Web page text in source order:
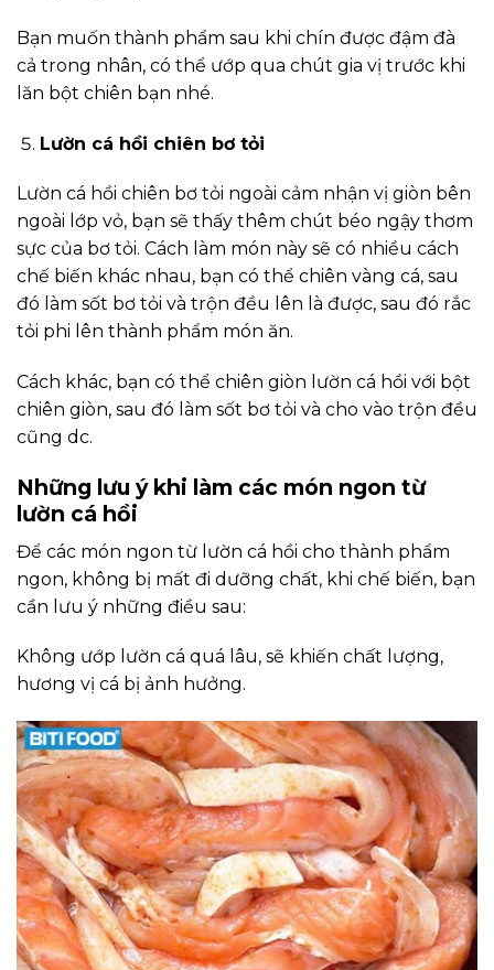
Bạn muốn thành phẩm sau khi chín được đậm đà
cả trong nhân, có thể ướp qua chút gia vị trước khi
lăn bột chiên bạn nhé.
Lườn cá hồi chiên bơ tỏi
Lườn cá hồi chiên bơ tỏi ngoài cảm nhận vị giòn bên
ngoài lớp vỏ, bạn sẽ thấy thêm chút béo ngậy thơm
sực của bơ tỏi. Cách làm món này sẽ có nhiều cách
chế biến khác nhau, bạn có thể chiên vàng cá, sau
đó làm sốt bơ tỏi và trộn đều lên là được, sau đó rắc
tỏi phi lên thành phẩm món ăn.
Cách khác, bạn có thể chiên giòn lườn cá hồi với bột
chiên giòn, sau đó làm sốt bơ tỏi và cho vào trộn đều
cũng dc.
Những lưu ý khi làm các món ngon từ
lườn cá hồi
Để các món ngon từ lườn cá hồi cho thành phẩm
ngon, không bị mất đi dưỡng chất, khi chế biến, bạn
cần lưu ý những điều sau:
Không ướp lườn cá quá lâu, sẽ khiến chất lượng,
hương vị cá bị ảnh hưởng.